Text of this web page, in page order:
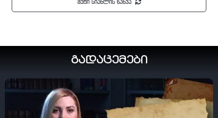
მეტი სიახლის ნახვა
გადაცემები